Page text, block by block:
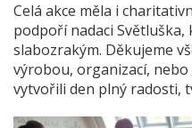
Celá akce měla i
podpoří nadaci
slabozrakým. Děkujeme
výrobou, organizací, nebo
vytvořili den plný radosti,